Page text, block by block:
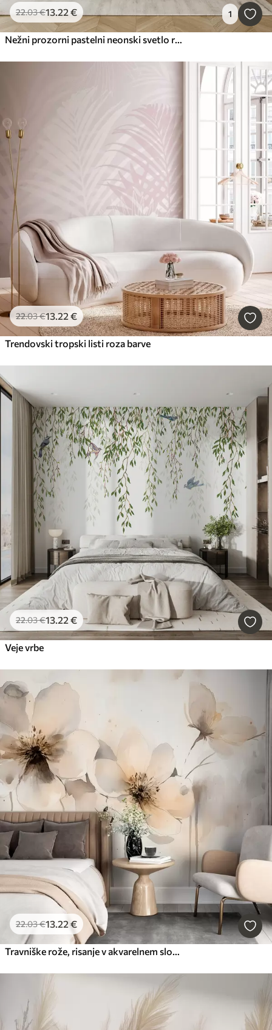
22.03€13.22€ 1
Nežni prozorni pastelni neonski svetlo roza in beli cvetovi z mehkim, zamegljenim ozadjem
22.03€13.22€
Trendovski tropski listi roza barve
22.03€13.22 €
Veje vrbe
22.03€13.22 €
Travniške rože, risanje v akvarelnem slogu, bež barvna paleta